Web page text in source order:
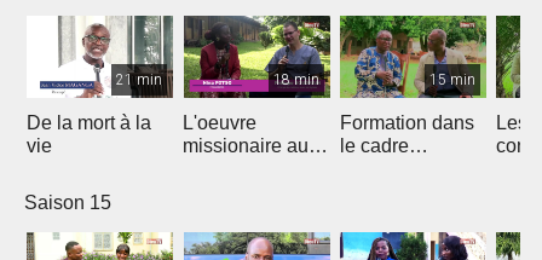
21 min
De la mort à la
vie
18 min
L'oeuvre
missionaire au
15 min
Formation dans
le cadre
Les
Saison 15